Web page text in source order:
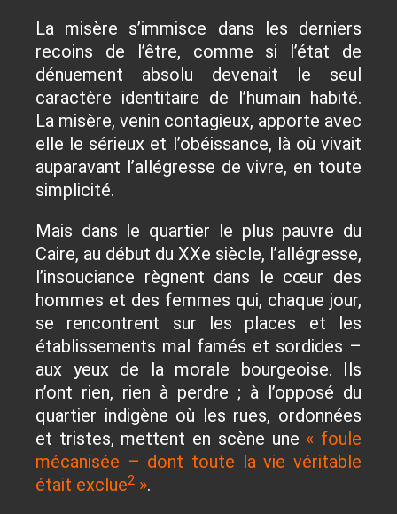
La misère s’immisce dans les derniers
recoins de l’être, comme si l’état de
dénuement absolu devenait le seul
caractère identitaire de l’humain habité.
La misère, venin contagieux, apporte avec
elle le sérieux et l’obéissance, là où vivait
auparavant l’allégresse de vivre, en toute
simplicité.
Mais dans le quartier le plus pauvre du
Caire, au début du XXe siècle, l’allégresse,
l’insouciance règnent dans le cœur des
hommes et des femmes qui, chaque jour,
se rencontrent sur les places et les
établissements mal famés et sordides –
aux yeux de la morale bourgeoise. Ils
n’ont rien, rien à perdre ; à l’opposé du
quartier indigène où les rues, ordonnées
et tristes, mettent en scène une « foule
mécanisée – dont toute la vie véritable
était exclue2 ».